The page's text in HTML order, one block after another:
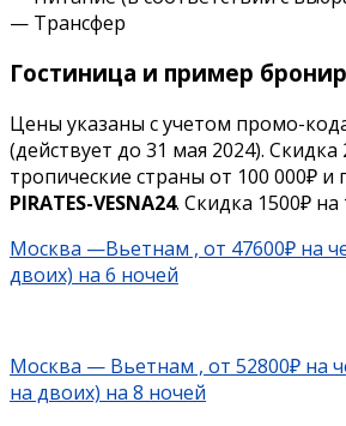
— Трансфер
Гостиница и пример
Цены указаны с учетом промо-
(действует до 31 мая 2024).
тропические страны от 100 000₽
PIRATES-VESNA24. Скидка 1500₽ на
Москва —Вьетнам , от 47600₽ на
двоих) на 6 ночей
Москва — Вьетнам , от 52800₽ на
на двоих) на 8 ночей